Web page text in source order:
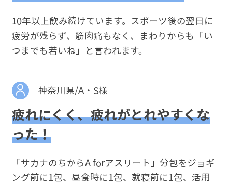
10年以上飲み続けています。スポーツ後の翌日に
疲労が残らず、筋肉痛もなく、まわりからも「い
つまでも若いね」と言われます。
神奈川県/A・S様
疲れにくく、疲れがとれやすくな
った！
「サカナのちからA forアスリート」分包をジョギ
ング前に1包、昼食時に1包、就寝前に1包、活用